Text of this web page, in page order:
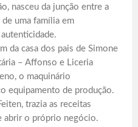
nasceu da junção entre a
uma família em
da casa dos pais de Simone
– Affonso e Liceria
o maquinário
equipamento de produção.
trazia as receitas
abrir o próprio negócio.